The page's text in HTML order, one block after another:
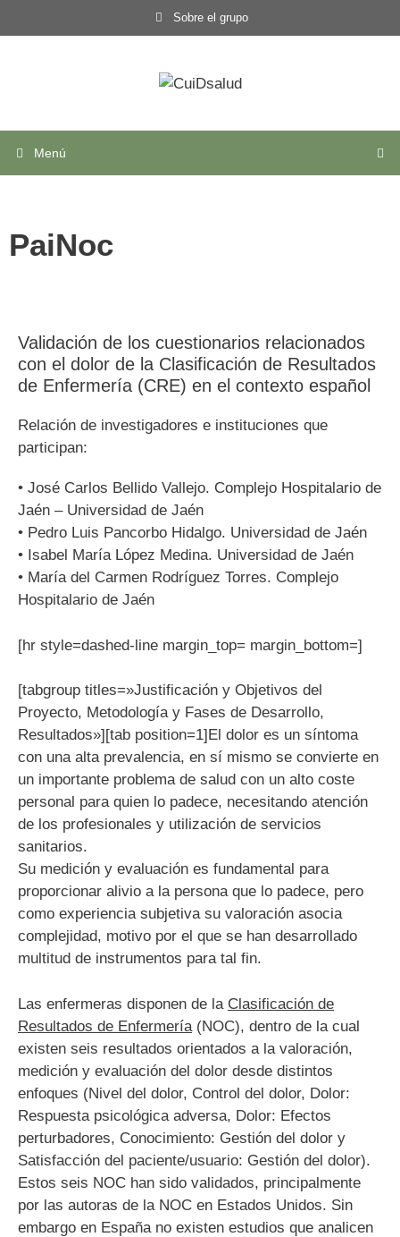
Sobre el grupo
Menú
PaiNoc
Validación de los cuestionarios relacionados
con el dolor de la Clasificación de Resultados
de Enfermería (CRE) en el contexto español
Relación de investigadores e instituciones que
participan:
• José Carlos Bellido Vallejo. Complejo Hospitalario de
Jaén – Universidad de Jaén
• Pedro Luis Pancorbo Hidalgo. Universidad de Jaén
• Isabel María López Medina. Universidad de Jaén
• María del Carmen Rodríguez Torres. Complejo
Hospitalario de Jaén
[hr style=dashed-line margin_top= margin_bottom=]
[tabgroup titles=»Justificación y Objetivos del
Proyecto, Metodología y Fases de Desarrollo,
Resultados»][tab position=1]El dolor es un síntoma
con una alta prevalencia, en sí mismo se convierte en
un importante problema de salud con un alto coste
personal para quien lo padece, necesitando atención
de los profesionales y utilización de servicios
sanitarios.
Su medición y evaluación es fundamental para
proporcionar alivio a la persona que lo padece, pero
como experiencia subjetiva su valoración asocia
complejidad, motivo por el que se han desarrollado
multitud de instrumentos para tal fin.
Las enfermeras disponen de la Clasificación de
Resultados de Enfermería (NOC), dentro de la cual
existen seis resultados orientados a la valoración,
medición y evaluación del dolor desde distintos
enfoques (Nivel del dolor, Control del dolor, Dolor:
Respuesta psicológica adversa, Dolor: Efectos
perturbadores, Conocimiento: Gestión del dolor y
Satisfacción del paciente/usuario: Gestión del dolor).
Estos seis NOC han sido validados, principalmente
por las autoras de la NOC en Estados Unidos. Sin
embargo en España no existen estudios que analicen